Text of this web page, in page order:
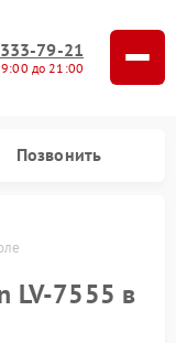
79-21
9:00 до 21:00
Позвонить
LV-7555 в